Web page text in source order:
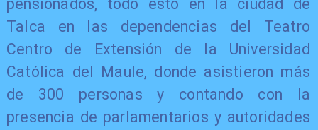
pensionados, todo esto en la ciudad de
Talca en las dependencias del Teatro
Centro de Extensión de la Universidad
Católica del Maule, donde asistieron más
de 300 personas y contando con la
presencia de parlamentarios y autoridades